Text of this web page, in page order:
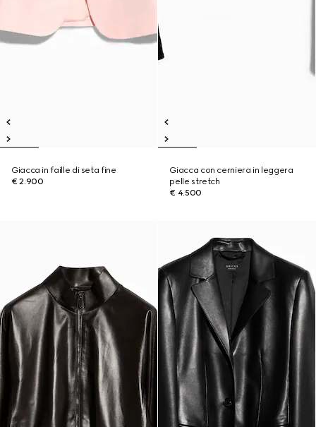
Giacca in faille di seta fine
€ 2.900
Giacca con cerniera in leggera
pelle stretch
€ 4.500